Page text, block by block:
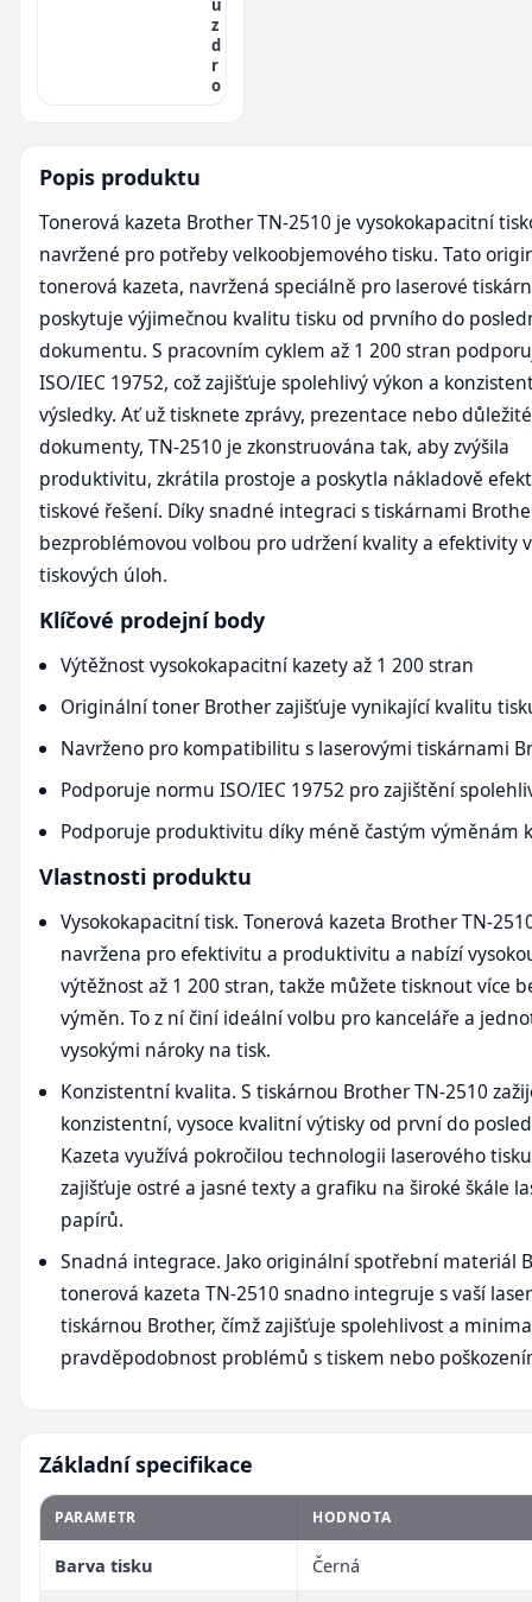
u
z
d
r
o
Popis produktu
Tonerová kazeta Brother TN-2510 je vysokokapacitní
navržené pro potřeby velkoobjemového tisku. Tato
tonerová kazeta, navržená speciálně pro laserové
poskytuje výjimečnou kvalitu tisku od prvního do
dokumentu. S pracovním cyklem až 1 200 stran
ISO/IEC 19752, což zajišťuje spolehlivý výkon a
výsledky. Ať už tisknete zprávy, prezentace nebo důležité
dokumenty, TN-2510 je zkonstruována tak, aby zvýšila
produktivitu, zkrátila prostoje a poskytla nákladově
tiskové řešení. Díky snadné integraci s tiskárnami
bezproblémovou volbou pro udržení kvality a efektivity
tiskových úloh.
Klíčové prodejní body
Výtěžnost vysokokapacitní kazety až 1 200 stran
Originální toner Brother zajišťuje vynikající kvalitu
Navrženo pro kompatibilitu s laserovými tiskárnami
Podporuje normu ISO/IEC 19752 pro zajištění
Podporuje produktivitu díky méně častým výměnám
Vlastnosti produktu
Vysokokapacitní tisk. Tonerová kazeta Brother TN-
navržena pro efektivitu a produktivitu a nabízí
výtěžnost až 1 200 stran, takže můžete tisknout více
výměn. To z ní činí ideální volbu pro kanceláře a
vysokými nároky na tisk.
Konzistentní kvalita. S tiskárnou Brother TN-2510
konzistentní, vysoce kvalitní výtisky od první do
Kazeta využívá pokročilou technologii laserového
zajišťuje ostré a jasné texty a grafiku na široké škále
papírů.
Snadná integrace. Jako originální spotřební materiál
tonerová kazeta TN-2510 snadno integruje s vaší
tiskárnou Brother, čímž zajišťuje spolehlivost a
pravděpodobnost problémů s tiskem nebo
Základní specifikace
PARAMETR HODNOTA
Barva tisku Černá